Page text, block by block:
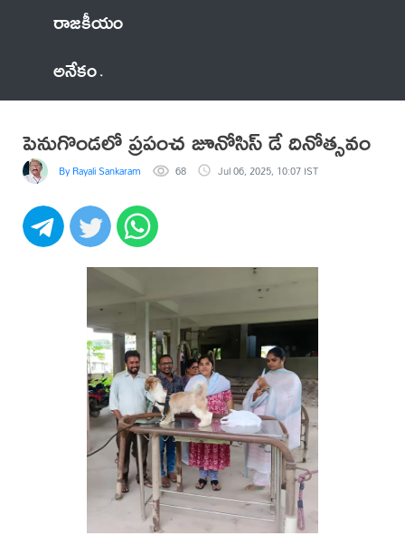
రాజకీయం
అనేకం
పెనుగొండలో ప్రపంచ జూనోసిస్ డే దినోత్సవం
By Rayali Sankaram 68 Jul 06, 2025, 10:07 IST